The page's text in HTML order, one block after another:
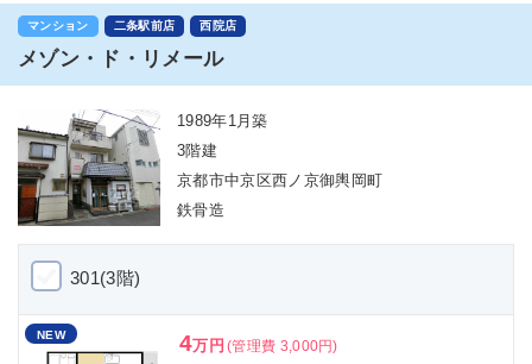
マンション 二条駅前店 西院店
メゾン・ド・リメール
1989年1月築
3階建
京都市中京区西ノ京御輿岡町
鉄骨造
301(3階)
NEW 4万円 (管理費 3,000円)